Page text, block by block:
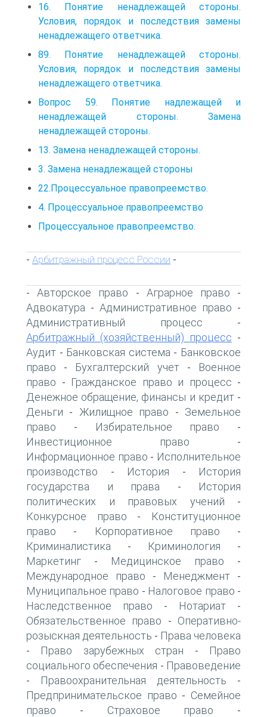
16. Понятие ненадлежащей стороны.
Условия, порядок и последствия замены
ненадлежащего ответчика.
89. Понятие ненадлежащей стороны.
Условия, порядок и последствия замены
ненадлежащего ответчика.
Вопрос 59. Понятие надлежащей и
ненадлежащей стороны. Замена
ненадлежащей стороны.
13. Замена ненадлежащей стороны.
3. Замена ненадлежащей стороны
22.Процессуальное правопреемство.
4. Процессуальное правопреемство
Процессуальное правопреемство.
- Арбитражный процесс России -
-Авторское право - Аграрное право -
Адвокатура - Административное право -
Административный процесс -
Арбитражный (хозяйственный) процесс -
Аудит - Банковская система - Банковское
право - Бухгалтерский учет-
Военное
право - Гражданское право и процесс -
Денежное обращение, финансы и кредит-
Деньги - Жилищное право - Земельное
право - Избирательное право -
Инвестиционное право -
Информационное право - Исполнительное
производство - История -
История
государства и права -
История
политических и правовых учений -
Конкурсное право -
Конституционное
право - Корпоративное право -
Криминалистика - Криминология -
Маркетинг - Медицинское право -
Международное право - Менеджмент -
Муниципальное право - Налоговое право -
Наследственное право - Нотариат -
Обязательственное право - Оперативно-
розыскная деятельность - Права человека
- Право зарубежных стран -
Право
социального обеспечения - Правоведение
- Правоохранительная деятельность -
Предпринимательское право - Семейное
право - Страховое право -